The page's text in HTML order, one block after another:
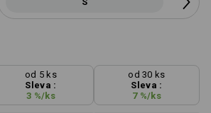
od 5 ks
Sleva :
3 %/ ks
od 30 ks
Sleva :
7%/ ks